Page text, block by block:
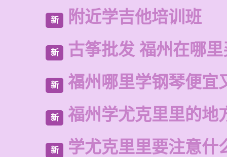
新 附近学吉他培训班
新 古筝批发 福州在哪
新 福州哪里学钢琴便宜
新 福州学尤克里里的地
新 学尤克里里要注意什